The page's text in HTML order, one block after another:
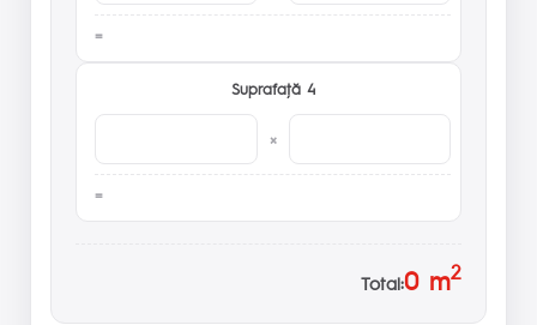
Suprafaţă 4
×
Total:0m2